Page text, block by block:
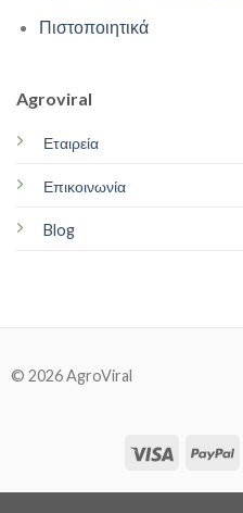
Πιστοποιητικά
Agroviral
Εταιρεία
Επικοινωνία
Blog
© 2026 AgroViral